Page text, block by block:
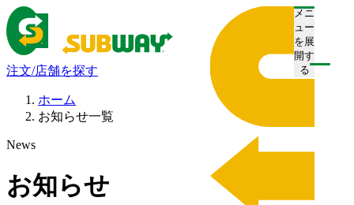
メニ
ュー
を展
開す
る
注文/店舗を探す
ホーム
お知らせ一覧
News
お知らせ